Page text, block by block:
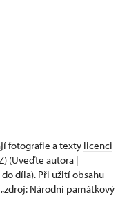
fotografie a texty licenci
(Uveďte autora |
díla). Při užití obsahu
Národní památkový